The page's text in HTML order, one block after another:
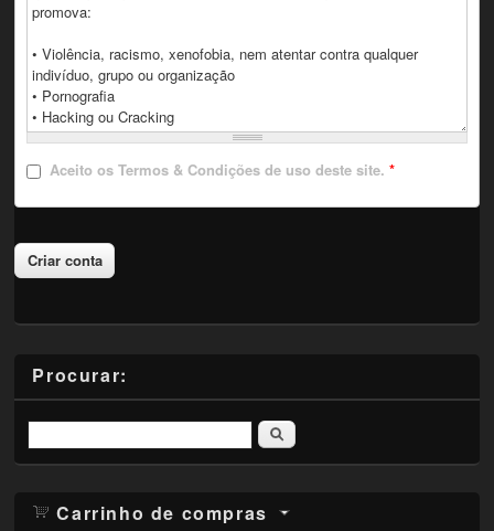
Aceito os Termos & Condições de uso deste site.*
Procurar:
Pesquisar
Carrinho de compras